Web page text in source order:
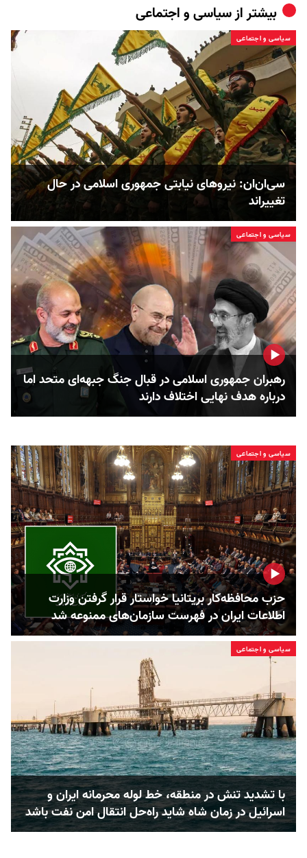
بیشتر ازسیاسی و اجتماعی
سیاسی و اجتماعی
سی‌ان‌ان: نیروهای نیابتی جمهوری اسلامی در حال
تغییر‌اند
سیاسی و اجتماعی
رهبران جمهوری اسلامی در قبال جنگ جبهه‌ای متحد اما
درباره هدف نهایی اختلاف دارند
سیاسی و اجتماعی
حزب محافظه‌کار بریتانیا خواستار قرار گرفتن وزارت
اطلاعات ایران در فهرست سازمان‌های ممنوعه شد
سیاسی و اجتماعی
با تشدید تنش در منطقه، خط لوله محرمانه ایران و
اسرائیل در زمان شاه شاید راه‌حل انتقال امن نفت باشد